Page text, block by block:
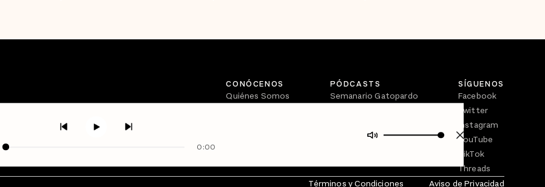
0:00
CONÓCENOS
Quiénes Somos
PÓDCASTS
Semanario Gatopardo
SÍGUENOS
Facebook
Twitter
Instagram
YouTube
TikTok
Threads
Términos y Condiciones Aviso de Privacidad